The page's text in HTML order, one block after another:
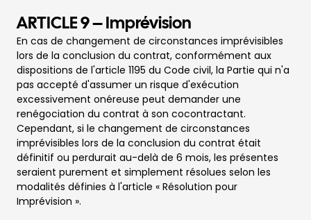
ARTICLE 9 – Imprévision
En cas de changement de circonstances imprévisibles
lors de la conclusion du contrat, conformément aux
dispositions de l'article 1195 du Code civil, la Partie qui n'a
pas accepté d'assumer un risque d'exécution
excessivement onéreuse peut demander une
renégociation du contrat à son cocontractant.
Cependant, si le changement de circonstances
imprévisibles lors de la conclusion du contrat était
définitif ou perdurait au-delà de 6 mois, les présentes
seraient purement et simplement résolues selon les
modalités définies à l'article « Résolution pour
Imprévision ».